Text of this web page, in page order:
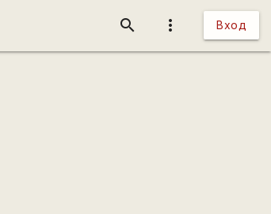
more_vert Вход
search